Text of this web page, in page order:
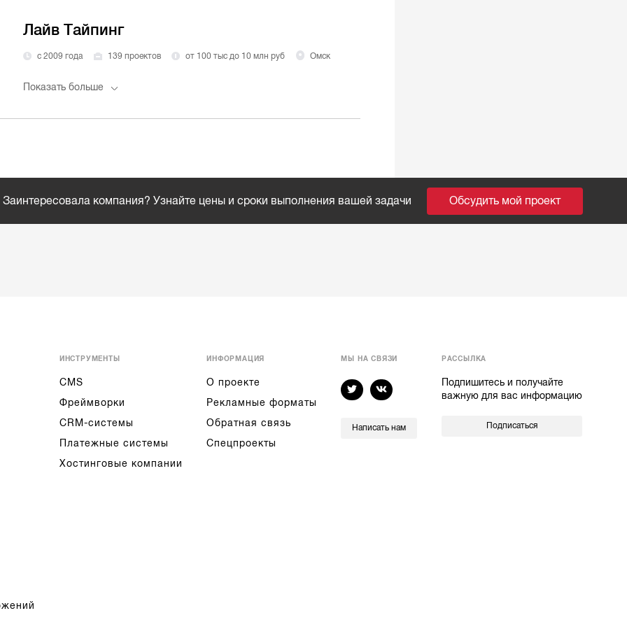
Лайв Тайпинг
с 2009 года 139 проектов от 100 тыс до 10 млн руб Омск
Показать больше
Заинтересовала компания? Узнайте цены и сроки выполнения вашей задачи Обсудить мой проект
ИНСТРУМЕНТЫ
CMS
Фреймворки
CRM-системы
Платежные системы
Хостинговые компании
ИНФОРМАЦИЯ
О проекте
Рекламные форматы
Обратная связь
Спецпроекты
МЫ НА СВЯЗИ
Написать нам
РАССЫЛКА
Подпишитесь и получайте
важную для вас информацию
Подписаться